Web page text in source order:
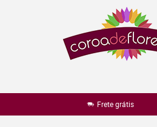
Frete grátis